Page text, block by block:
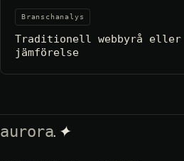
Branschanalys
Traditionell webbyrå eller
jämförelse
aurora.✦